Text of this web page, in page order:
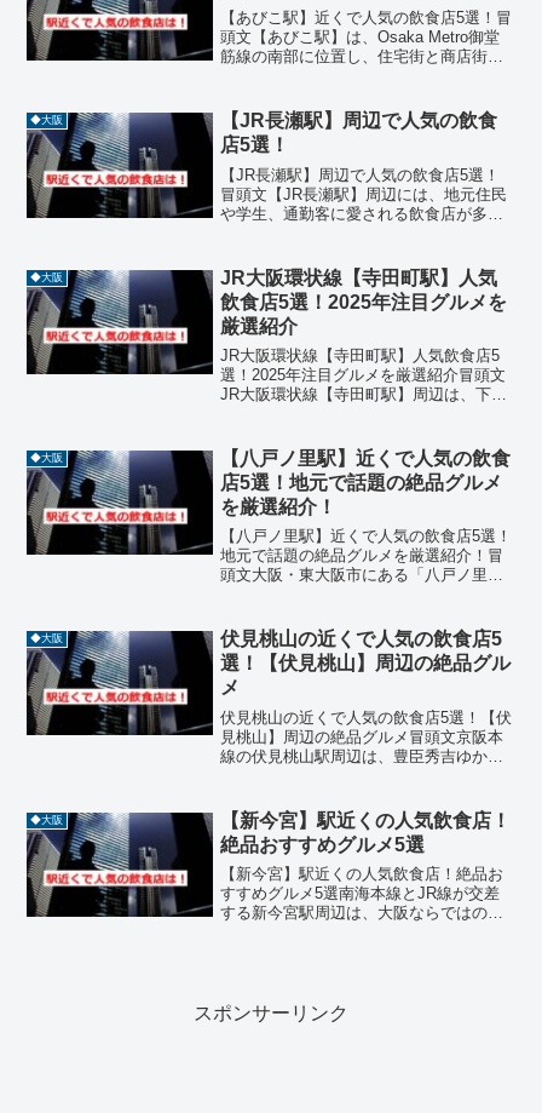
【あびこ駅】近くで人気の飲食店5選！冒
頭文【あびこ駅】は、Osaka Metro御堂
筋線の南部に位置し、住宅街と商店街が
や、こだわりの料理を提供する個人店が
点在しており、...
◆大阪
【JR長瀬駅】周辺で人気の飲食
店5選！
【JR長瀬駅】周辺で人気の飲食店5選！
冒頭文【JR長瀬駅】周辺には、地元住民
や学生、通勤客に愛される飲食店が多数
ディナーにぴったりの名店が揃っていま
す。今回はJR長瀬駅...
◆大阪
JR大阪環状線【寺田町駅】人気
飲食店5選！2025年注目グルメを
厳選紹介
JR大阪環状線【寺田町駅】人気飲食店5
選！2025年注目グルメを厳選紹介冒頭文
JR大阪環状線【寺田町駅】周辺は、下町
焼きなど、大阪らしい味を楽しめる名店
が揃っており、地...
◆大阪
【八戸ノ里駅】近くで人気の飲食
店5選！地元で話題の絶品グルメ
を厳選紹介！
【八戸ノ里駅】近くで人気の飲食店5選！
地元で話題の絶品グルメを厳選紹介！冒
頭文大阪・東大阪市にある「八戸ノ里
店が点在しています。焼肉、ラーメン、
懐石料理、カフェなどジャ...
◆大阪
伏見桃山の近くで人気の飲食店5
選！【伏見桃山】周辺の絶品グル
メ
伏見桃山の近くで人気の飲食店5選！【伏
見桃山】周辺の絶品グルメ冒頭文京阪本
線の伏見桃山駅周辺は、豊臣秀吉ゆかり
ふれるエリアです。駅を降りてすぐの
「伏見大手筋商店街」を中...
◆大阪
【新今宮】駅近くの人気飲食店！
絶品おすすめグルメ5選
【新今宮】駅近くの人気飲食店！絶品お
すすめグルメ5選南海本線とJR線が交差
する新今宮駅周辺は、大阪ならではの下
スポンサーリンク